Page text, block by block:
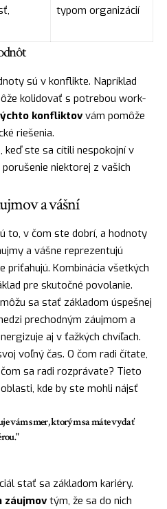
typom organizácií
sú v konflikte. Napríklad
kolidovať s potrebou work-
konfliktovvám pomôže
riešenia.
keď ste sa cítili nespokojní v
niektorej z vašich
a vášní
to, v čom ste dobrí, a hodnoty
a vášne reprezentujú
priťahujú. Kombinácia všetkých
pre skutočné povolanie.
sa stať základom úspešnej
prechodným záujmom a
aj v ťažkých chvíľach.
voľný čas. O čom radi čítate,
sa radi rozprávate? Tieto
kde by ste mohli nájsť
vám smer, ktorým sa máte vydať
stať sa základom kariéry.
záujmovtým, že sa do nich